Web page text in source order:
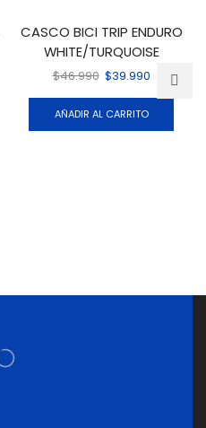
CASCO BICI TRIP ENDURO
WHITE/TURQUOISE
$46.990 $39.990
AÑADIR AL CARRITO